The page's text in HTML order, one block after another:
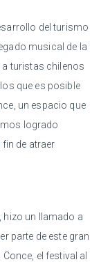
del turismo
musical de la
a turistas chilenos
que es posible
un espacio que
logrado
de atraer
hizo un llamado a
parte de este gran
el festival al